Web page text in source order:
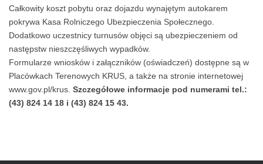
Całkowity koszt pobytu oraz dojazdu wynajętym autokarem
pokrywa Kasa Rolniczego Ubezpieczenia Społecznego.
Dodatkowo uczestnicy turnusów objęci są ubezpieczeniem od
następstw nieszczęśliwych wypadków.
Formularze wniosków i załączników (oświadczeń) dostępne są w
Placówkach Terenowych KRUS, a także na stronie internetowej
www.gov.pl/krus Szczegółowe informacje pod numerami tel.:
(43) 824 14 18 i (43) 824 15 43.